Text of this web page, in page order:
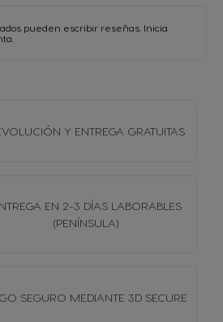
pueden escribir reseñas. Inicia
Y ENTREGA GRATUITAS
EN 2-3 DÍAS LABORABLES
(PENÍNSULA)
SEGURO MEDIANTE 3D SECURE